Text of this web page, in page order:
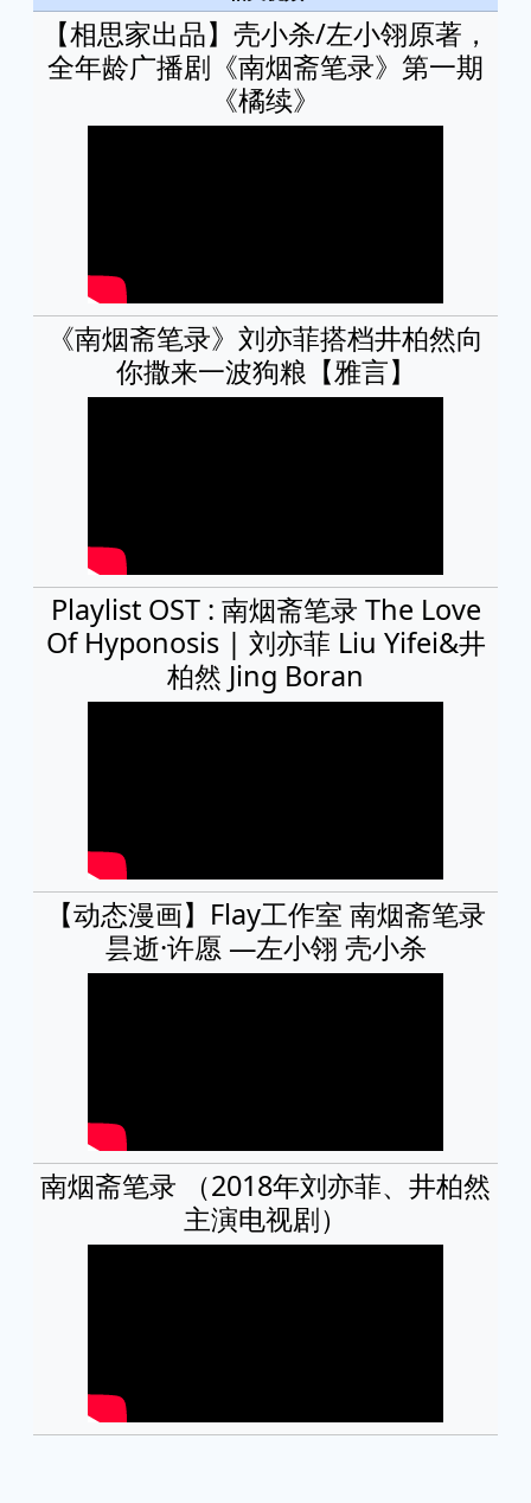
【相思家出品】壳小杀/左小翎原著，
全年龄广播剧《南烟斋笔录》第一期
《橘续》
《南烟斋笔录》刘亦菲搭档井柏然向
你撒来一波狗粮【雅言】
Playlist OST : 南烟斋笔录 The Love
Of Hyponosis | 刘亦菲 Liu Yifei&井
柏然 Jing Boran
【动态漫画】Flay工作室 南烟斋笔录
昙逝·许愿 —左小翎 壳小杀
南烟斋笔录 （2018年刘亦菲、井柏然
主演电视剧）